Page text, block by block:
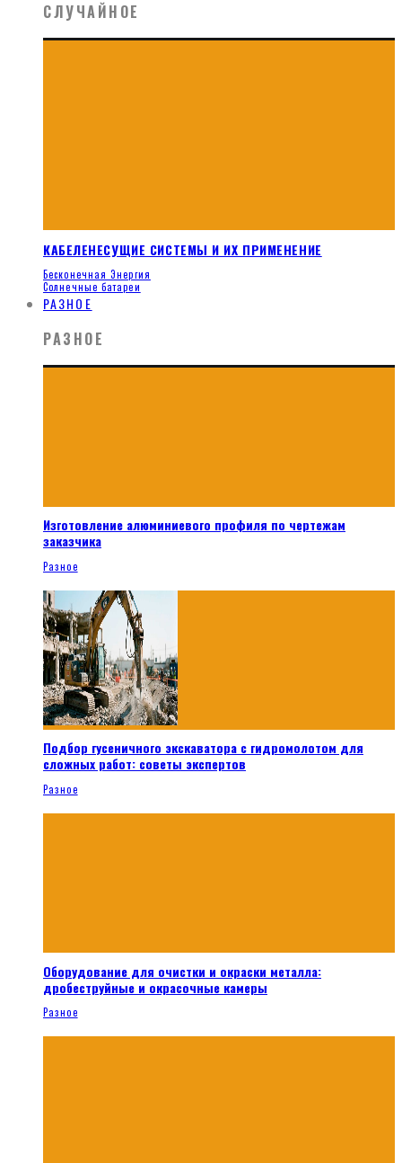
СЛУЧАЙНОЕ
КАБЕЛЕНЕСУЩИЕ СИСТЕМЫ И ИХ ПРИМЕНЕНИЕ
Бесконечная Энергия
Солнечные батареи
РАЗНОЕ
РАЗНОЕ
Изготовление алюминиевого профиля по чертежам
заказчика
Разное
Подбор гусеничного экскаватора с гидромолотом для
сложных работ: советы экспертов
Разное
Оборудование для очистки и окраски металла:
дробеструйные и окрасочные камеры
Разное